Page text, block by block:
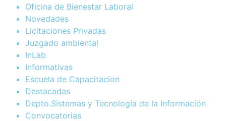
Oficina de Bienestar Laboral
Novedades
Licitaciones Privadas
Juzgado ambiental
InLab
Informativas
Escuela de Capacitacion
Destacadas
Depto.Sistemas y Tecnología de la Información
Convocatorias